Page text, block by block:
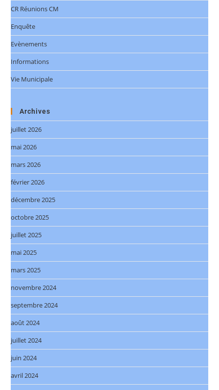
CR Réunions CM
Enquête
Evènements
Informations
Vie Municipale
Archives
juillet 2026
mai 2026
mars 2026
février 2026
décembre 2025
octobre 2025
juillet 2025
mai 2025
mars 2025
novembre 2024
septembre 2024
août 2024
juillet 2024
juin 2024
avril 2024